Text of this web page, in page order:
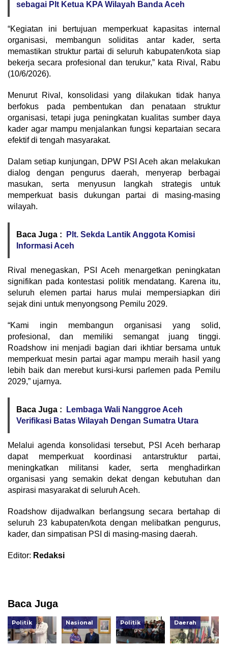
sebagai Plt Ketua KPA Wilayah Banda Aceh
“Kegiatan ini bertujuan memperkuat kapasitas internal
organisasi, membangun soliditas antar kader, serta
memastikan struktur partai di seluruh kabupaten/kota siap
bekerja secara profesional dan terukur,” kata Rival, Rabu
(10/6/2026).
Menurut Rival, konsolidasi yang dilakukan tidak hanya
berfokus pada pembentukan dan penataan struktur
organisasi, tetapi juga peningkatan kualitas sumber daya
kader agar mampu menjalankan fungsi kepartaian secara
efektif di tengah masyarakat.
Dalam setiap kunjungan, DPW PSI Aceh akan melakukan
dialog dengan pengurus daerah, menyerap berbagai
masukan, serta menyusun langkah strategis untuk
memperkuat basis dukungan partai di masing-masing
wilayah.
Baca Juga :
Plt. Sekda Lantik Anggota Komisi
Informasi Aceh
Rival menegaskan, PSI Aceh menargetkan peningkatan
signifikan pada kontestasi politik mendatang. Karena itu,
seluruh elemen partai harus mulai mempersiapkan diri
sejak dini untuk menyongsong Pemilu 2029.
“Kami ingin membangun organisasi yang solid,
profesional, dan memiliki semangat juang tinggi.
Roadshow ini menjadi bagian dari ikhtiar bersama untuk
memperkuat mesin partai agar mampu meraih hasil yang
lebih baik dan merebut kursi-kursi parlemen pada Pemilu
2029,” ujarnya.
Baca Juga :
Lembaga Wali Nanggroe Aceh
Verifikasi Batas Wilayah Dengan Sumatra Utara
Melalui agenda konsolidasi tersebut, PSI Aceh berharap
dapat memperkuat koordinasi antarstruktur partai,
meningkatkan militansi kader, serta menghadirkan
organisasi yang semakin dekat dengan kebutuhan dan
aspirasi masyarakat di seluruh Aceh.
Roadshow dijadwalkan berlangsung secara bertahap di
seluruh 23 kabupaten/kota dengan melibatkan pengurus,
kader, dan simpatisan PSI di masing-masing daerah.
Editor: Redaksi
Baca Juga
Politik Nasional Politik Daerah